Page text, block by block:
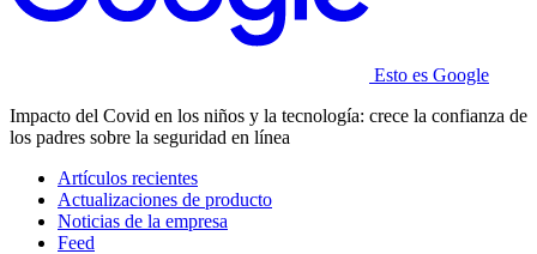
Esto es Google
Impacto del Covid en los niños y la tecnología: crece la confianza de
los padres sobre la seguridad en línea
Artículos recientes
Actualizaciones de producto
Noticias de la empresa
Feed